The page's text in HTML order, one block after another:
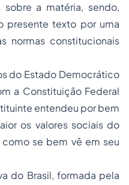
a matéria, sendo,
presente texto por uma
normas constitucionais
do Estado Democrático
a Constituição Federal
entendeu por bem
os valores sociais do
como se bem vê em seu
do Brasil, formada pela